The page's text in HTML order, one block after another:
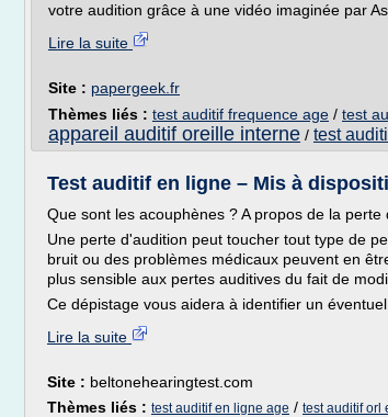
votre audition grâce à une vidéo imaginée par
Lire la suite
Site : papergeek.fr
Thèmes liés : test auditif frequence age / test
appareil auditif oreille interne / test
Test auditif en ligne – Mis à
Que sont les acouphènes ? A propos de la perte
Une perte d'audition peut toucher tout type de
bruit ou des problèmes médicaux peuvent en
plus sensible aux pertes auditives du fait de
Ce dépistage vous aidera à identifier un
Lire la suite
Site : beltonehearingtest.com
Thèmes liés : test auditif en ligne age / test auditif orl